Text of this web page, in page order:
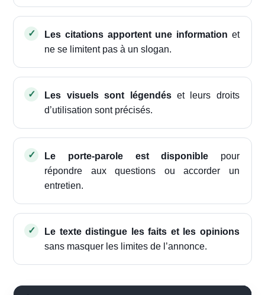
Les citations apportent une information et
ne se limitent pas à un slogan.
Les visuels sont légendéset leurs droits
d’utilisation sont précisés.
Le porte-parole est disponible pour
répondre aux questions ou accorder un
entretien.
Le texte distingue les faits et les opinions
sans masquer les limites de l’annonce.